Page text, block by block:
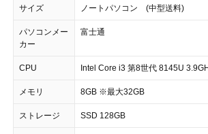
サイズ ノートパソコン (中型送料)
パソコンメー
カー
富士通
CPU Intel Core i3 第8世代 8145U
メモリ 8GB ※最大32GB
ストレージ SSD 128GB